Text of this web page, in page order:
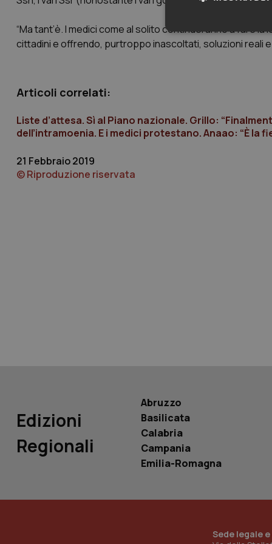
“Ma tant’è. I medici come al solito continueranno a fare
cittadini e offrendo, purtroppo inascoltati, soluzioni reali e
Articoli correlati:
Liste d’attesa. Sì al Piano nazionale. Grillo:
dell’intramoenia. E i medici protestano. Anaao: “È la
21 Febbraio 2019
© Riproduzione riservata
Edizioni
Regionali
Abruzzo
Basilicata
Calabria
Campania
Emilia-Romagna
Sede legale
I cookie necessari
_ga_KM60CM4NPH